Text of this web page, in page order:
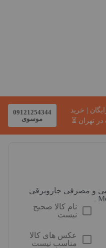
| خرید
09121254344
موسوی
و مصرفی جاروبرقی
نام کالا صحیح
نیست
عکس های کالا
مناسب نیست